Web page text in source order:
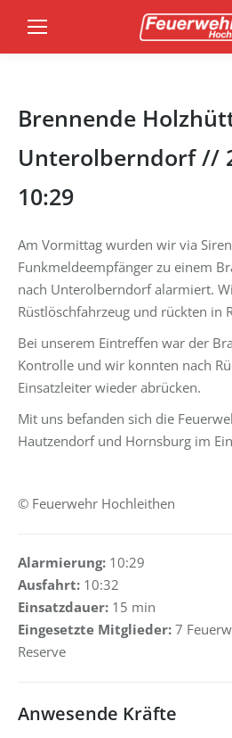
Brennende
Unterolberndorf //
10:29
Am Vormittag wurden wir via
Funkmeldeempfänger zu einem
nach Unterolberndorf alarmiert.
Rüstlöschfahrzeug und rückten in
Bei unserem Eintreffen war der
Kontrolle und wir konnten nach
Einsatzleiter wieder abrücken.
Mit uns befanden sich die
Hautzendorf und Hornsburg im
© Feuerwehr Hochleithen
Alarmierung: 10:29
Ausfahrt: 10:32
Einsatzdauer: 15 min
Eingesetzte Mitglieder: 7
Reserve
Anwesende Kräfte